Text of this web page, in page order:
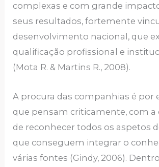
complexas e com grande
seus resultados, fortemente
desenvolvimento nacional, que
qualificação profissional e
(Mota R. & Martins R., 2008).
A procura das companhias é por
que pensam criticamente, com a
de reconhecer todos os aspetos
que conseguem integrar o
várias fontes (Gindy, 2006).